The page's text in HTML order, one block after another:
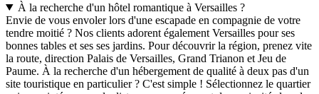
À la recherche d'un hôtel romantique à Versailles ?
Envie de vous envoler lors d'une escapade en compagnie de votre
tendre moitié ? Nos clients adorent également Versailles pour ses
bonnes tables et ses ses jardins. Pour découvrir la région, prenez vite
la route, direction Palais de Versailles, Grand Trianon et Jeu de
Paume. À la recherche d'un hébergement de qualité à deux pas d'un
site touristique en particulier ? C'est simple ! Sélectionnez le quartier